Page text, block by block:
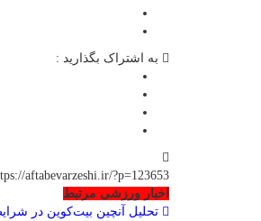
به اشتراک بگذارید :
aftabevarzeshi.ir/?p=123653
اخبار ورزشی مرتبط
تحلیل آنچین بیت‌کوین در